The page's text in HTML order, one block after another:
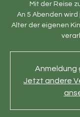
Mit der Reise
An 5 Abenden
Alter der eigenen
Anmeldung
Jetzt andere